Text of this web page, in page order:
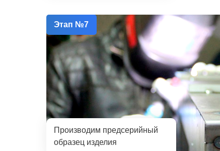
Этап №7
Производим предсерийный
образец изделия